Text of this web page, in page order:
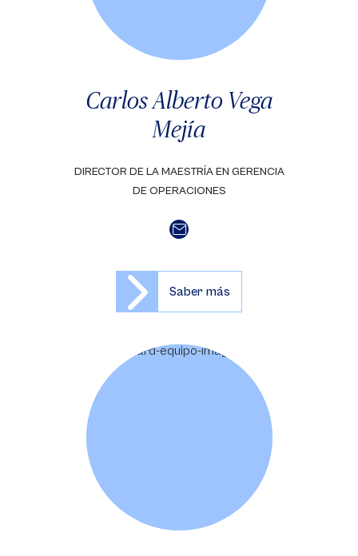
Carlos Alberto Vega
Mejía
DIRECTOR DE LA MAESTRÍA EN GERENCIA
DE OPERACIONES
Saber más